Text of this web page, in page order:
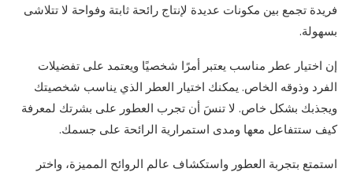
فريدة تجمع بين مكونات عديدة لإنتاج رائحة ثابتة وفواحة لا تتلاشى
بسهولة.
إن اختيار عطر مناسب يعتبر أمرًا شخصيًا ويعتمد على تفضيلات
الفرد وذوقه الخاص. يمكنك اختيار العطر الذي يناسب شخصيتك
ويجذبك بشكل خاص. لا تنسَ أن تجرب العطور على بشرتك لمعرفة
كيف ستتفاعل معها ومدى استمرارية الرائحة على جسمك.
استمتع بتجربة العطور واستكشاف عالم الروائح المميزة، واختر